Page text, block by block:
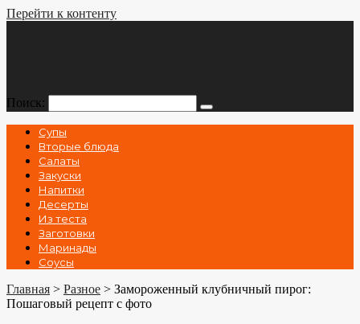
Перейти к контенту
Поиск:
Супы
Вторые блюда
Салаты
Закуски
Напитки
Десерты
Из теста
Заготовки
Маринады
Соусы
Главная > Разное > Замороженный клубничный пирог:
Пошаговый рецепт с фото